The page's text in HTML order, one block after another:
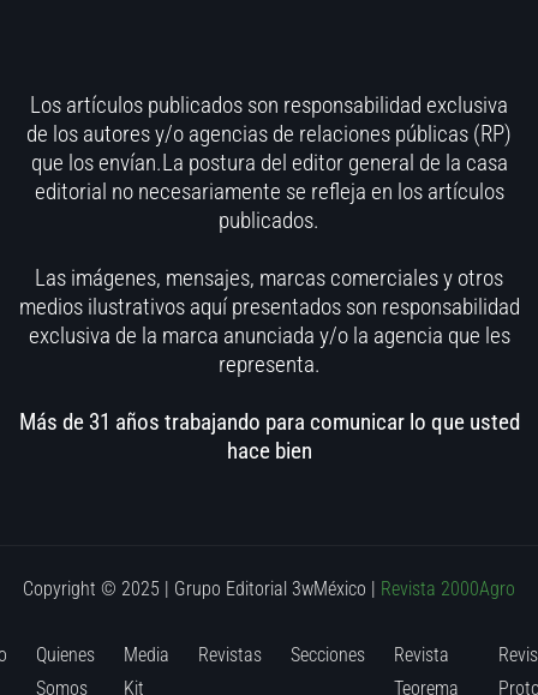
Los artículos publicados son responsabilidad exclusiva
de los autores y/o agencias de relaciones públicas (RP)
que los envían.La postura del editor general de la casa
editorial no necesariamente se refleja en los artículos
publicados.
Las imágenes, mensajes, marcas comerciales y otros
medios ilustrativos aquí presentados son responsabilidad
exclusiva de la marca anunciada y/o la agencia que les
representa.
Más de 31 años trabajando para comunicar lo que usted
hace bien
Copyright © 2025 | Grupo Editorial 3wMéxico Revista 2000Agro
Quienes
Somos
Media
Kit
Revistas Secciones
Revista
Teorema